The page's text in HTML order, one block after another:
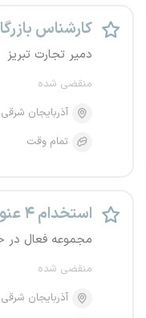
کارشناس
دمیر تجارت تبریز
منقضی شده
آذربایجان شرقی
تمام وقت
استخدام ۴ عنوان شغلی
مجموعه فعال در
منقضی شده
آذربایجان شرقی